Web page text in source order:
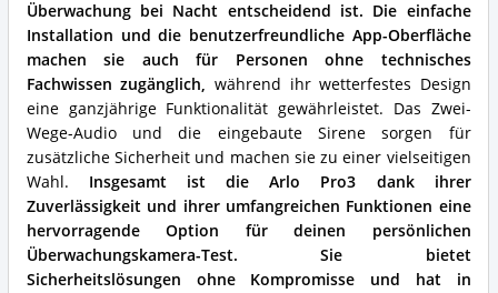
Überwachung bei Nacht entscheidend ist. Die einfache
Installation und die benutzerfreundliche App-Oberfläche
machen sie auch für Personen ohne technisches
Fachwissen zugänglich, während ihr wetterfestes Design
eine ganzjährige Funktionalität gewährleistet. Das Zwei-
Wege-Audio und die eingebaute Sirene sorgen für
zusätzliche Sicherheit und machen sie zu einer vielseitigen
Wahl. Insgesamt ist die Arlo Pro3 dank ihrer
Zuverlässigkeit und ihrer umfangreichen Funktionen eine
hervorragende Option für deinen persönlichen
Überwachungskamera-Test.
Sie bietet
Sicherheitslösungen ohne Kompromisse und hat in